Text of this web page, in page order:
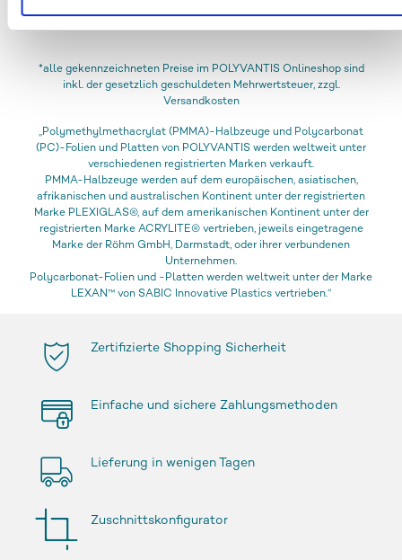
*alle gekennzeichneten Preise im POLYVANTIS Onlineshop sind
inkl. der gesetzlich geschuldeten Mehrwertsteuer, zzgl.
Versandkosten
„Polymethylmethacrylat (PMMA)-Halbzeuge und Polycarbonat
(PC)-Folien und Platten von POLYVANTIS werden weltweit unter
verschiedenen registrierten Marken verkauft.
PMMA-Halbzeuge werden auf dem europäischen, asiatischen,
afrikanischen und australischen Kontinent unter der registrierten
Marke PLEXIGLAS®, auf dem amerikanischen Kontinent unter der
registrierten Marke ACRYLITE® vertrieben, jeweils eingetragene
Marke der Röhm GmbH, Darmstadt, oder ihrer verbundenen
Unternehmen.
Polycarbonat-Folien und -Platten werden weltweit unter der Marke
LEXAN™ von SABIC Innovative Plastics vertrieben.“
Zertifizierte Shopping Sicherheit
Einfache und sichere Zahlungsmethoden
Lieferung in wenigen Tagen
Zuschnittskonfigurator